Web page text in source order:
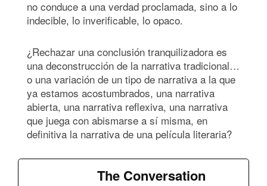
no conduce a una verdad proclamada, sino a lo
indecible, lo inverificable, lo opaco.
¿Rechazar una conclusión tranquilizadora es
una deconstrucción de la narrativa tradicional…
o una variación de un tipo de narrativa a la que
ya estamos acostumbrados, una narrativa
abierta, una narrativa reflexiva, una narrativa
que juega con abismarse a sí misma, en
definitiva la narrativa de una película literaria?
The Conversation